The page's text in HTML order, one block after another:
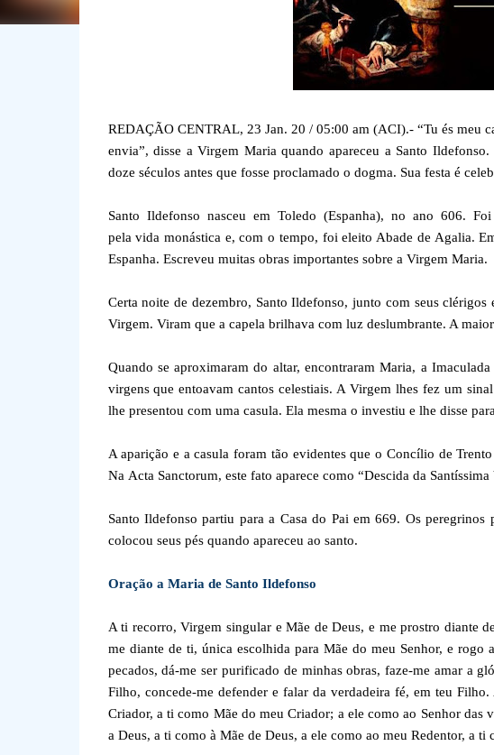
REDAÇÃO CENTRAL, 23 Jan. 20 / 05:00 am (ACI).- “Tu és meu
envia”, disse a Virgem Maria quando apareceu a Santo
doze séculos antes que fosse proclamado o dogma. Sua festa é
Santo Ildefonso nasceu em Toledo (Espanha), no ano 606.
pela vida monástica e, com o tempo, foi eleito Abade de Agalia.
Espanha. Escreveu muitas obras importantes sobre a Virgem Maria.
Certa noite de dezembro, Santo Ildefonso, junto com seus
Virgem. Viram que a capela brilhava com luz deslumbrante. A
Quando se aproximaram do altar, encontraram Maria, a
virgens que entoavam cantos celestiais. A Virgem lhes fez um
lhe presentou com uma casula. Ela mesma o investiu e lhe disse
A aparição e a casula foram tão evidentes que o Concílio de
Na Acta Sanctorum, este fato aparece como “Descida da
Santo Ildefonso partiu para a Casa do Pai em 669. Os
colocou seus pés quando apareceu ao santo.
Oração a Maria de Santo Ildefonso
A ti recorro, Virgem singular e Mãe de Deus, e me prostro diante
me diante de ti, única escolhida para Mãe do meu Senhor, e
pecados, dá-me ser purificado de minhas obras, faze-me amar a
Filho, concede-me defender e falar da verdadeira fé, em teu
Criador, a ti como Mãe do meu Criador; a ele como ao Senhor
a Deus, a ti como à Mãe de Deus, a ele como ao meu Redentor, a